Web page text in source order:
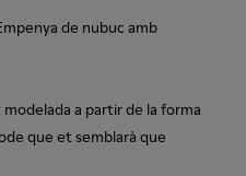
de nubuc amb
a partir de la forma
que et semblarà que